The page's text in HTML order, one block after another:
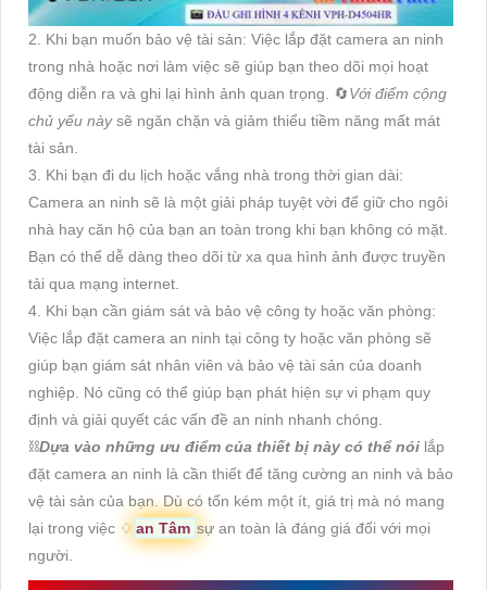
2. Khi bạn muốn bảo vệ tài sản: Việc lắp đặt camera an ninh
trong nhà hoặc nơi làm việc sẽ giúp bạn theo dõi mọi hoạt
động diễn ra và ghi lại hình ảnh quan trọng. 🔄Với điểm cộng
chủ yếu nàysẽ ngăn chặn và giảm thiểu tiềm năng mất mát
tài sản.
3. Khi bạn đi du lịch hoặc vắng nhà trong thời gian dài:
Camera an ninh sẽ là một giải pháp tuyệt vời để giữ cho ngôi
nhà hay căn hộ của bạn an toàn trong khi bạn không có mặt.
Bạn có thể dễ dàng theo dõi từ xa qua hình ảnh được truyền
tải qua mạng internet.
4. Khi bạn cần giám sát và bảo vệ công ty hoặc văn phòng:
Việc lắp đặt camera an ninh tại công ty hoặc văn phòng sẽ
giúp bạn giám sát nhân viên và bảo vệ tài sản của doanh
nghiệp. Nó cũng có thể giúp bạn phát hiện sự vi phạm quy
định và giải quyết các vấn đề an ninh nhanh chóng.
⛓Dựa vào những ưu điểm của thiết bị này có thể nói lắp
đặt camera an ninh là cần thiết để tăng cường an ninh và bảo
vệ tài sản của bạn. Dù có tốn kém một ít, giá trị mà nó mang
lại trong việc ♢ an Tâm sự an toàn là đáng giá đối với mọi
người.